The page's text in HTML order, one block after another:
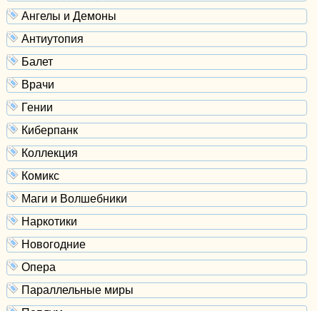
Ангелы и Демоны
Антиутопия
Балет
Врачи
Гении
Киберпанк
Коллекция
Комикс
Маги и Волшебники
Наркотики
Новогодние
Опера
Параллельные миры